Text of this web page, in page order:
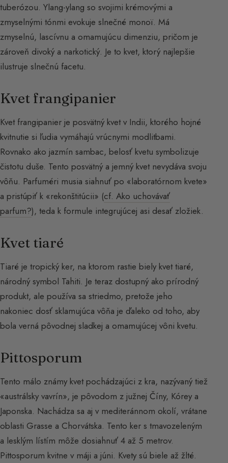
tuberózou. Ylang-ylang so svojimi krémovými a
zmyselnými tónmi evokuje slnečné monoï. Má
zmyselnú, lascívnu a omamujúcu dimenziu, pričom je
zároveň divoký a narkotický. Je to kvet, ktorý najlepšie
ilustruje slnečnú facetu.
Kvet frangipanier
Kvet frangipanier je posvätný kvet v Indii, ktorého hojné
kvitnutie si ľudia vymáhajú vrúcnymi modlitbami.
Rovnako ako jazmín sambac, belosť kvetu symbolizuje
čistotu duše. Tento posvätný a jemný kvet nevydáva svoju
vôňu. Parfuméri musia siahnuť po «laboratórnom kvete»
a pristúpiť k «rekonštitúcii» (cf. Ako uchovávať
parfum?), teda k formule integrujúcej asi desať zložiek.
Kvet tiaré
Tiaré je tropický ker, na ktorom rastie biely kvet tiaré,
národný symbol Tahiti. Je teraz dostupný ako prírodný
produkt, ale používa sa striedmo, pretože jeho
nakoniec dosť sklamujúca vôňa je ďaleko od toho, aby
bola verná pôvodnej sladkej a omamujúcej vôni kvetu.
Pittosporum
Tento málo známy kvet pochádzajúci z kra, nazývaný tiež
«austrálsky vavrín», je pôvodom z južnej Číny, Kórey a
Japonska. Nachádza sa aj v mediteránnom okolí, vrátane
oblasti Grasse a Chorvátska. Tento ker s tmavozeleným
a lesklým lístím môže dosiahnuť 4 až 5 metrov.
Pittosporum kvitne v máji a júni. Kvety sú biele až žlté.